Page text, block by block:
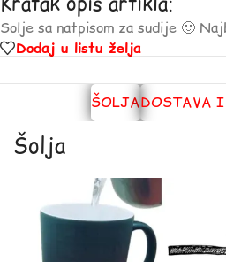
Solje sa natpisom za sudije 🙂
Dodaj u listu želja
ŠOLJADOSTAVA
Šolja